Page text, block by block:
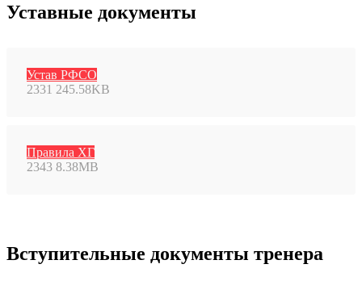
Уставные документы
Устав РФСО
2331 245.58KB
Правила ХГ
2343 8.38MB
Вступительные документы тренера